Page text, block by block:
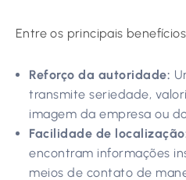
Entre os principais
Reforço da autoridade:
transmite seriedade,
imagem da empresa ou
Facilidade de
encontram informações
meios de contato de